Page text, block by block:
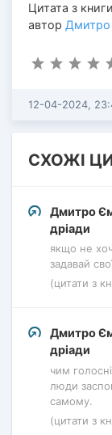
Цитата з книги
автор
12-04-2024,
СХОЖІ
Дмитро
дріади
якщо не
задавай
(цитати з
Дмитро
дріади
чим
люди
самому.
(цитати з